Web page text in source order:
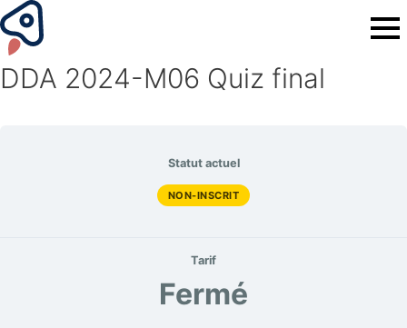
DDA 2024-M06 Quiz final
Statut actuel
NON-INSCRIT
Tarif
Fermé